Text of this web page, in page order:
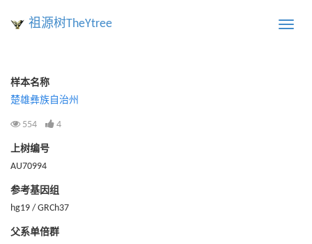
Toggle
祖源树TheYtree
样本名称
楚雄彝族自治州
554 4
上树编号
AU70994
参考基因组
hg19 / GRCh37
父系单倍群